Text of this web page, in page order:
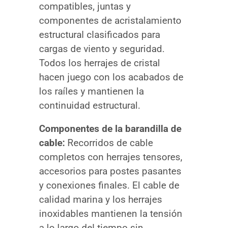
compatibles, juntas y
componentes de acristalamiento
estructural clasificados para
cargas de viento y seguridad.
Todos los herrajes de cristal
hacen juego con los acabados de
los raíles y mantienen la
continuidad estructural.
Componentes de la barandilla de
cable: Recorridos de cable
completos con herrajes tensores,
accesorios para postes pasantes
y conexiones finales. El cable de
calidad marina y los herrajes
inoxidables mantienen la tensión